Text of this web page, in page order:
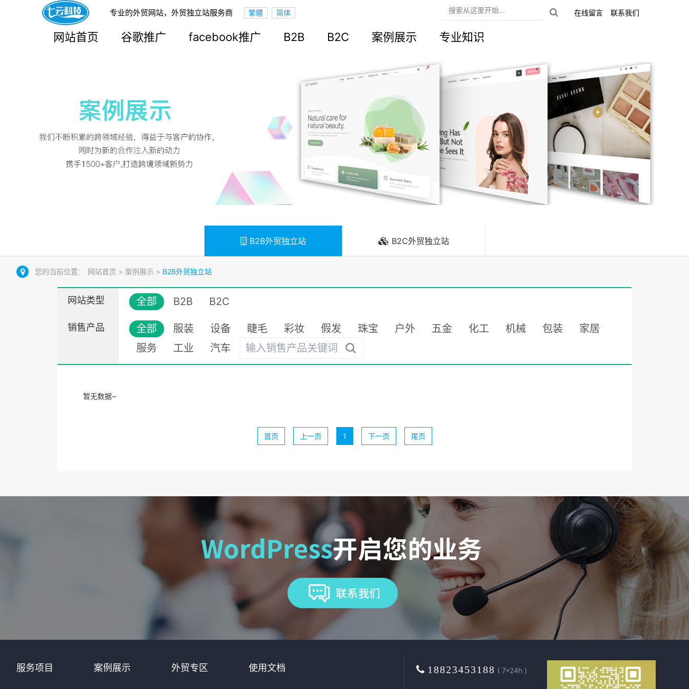
专业的外贸网站，外贸独立站服务商 在线留言 联系我们
网站首页 谷歌推广 facebook推广 B2B B2C 案例展示 专业知识
B2B外贸独立站 B2C外贸独立站
您的当前位置： 网站首页 > 案例展示 > B2B外贸独立站
网站类型 全部 B2B B2C
销售产品 全部 服装 设备 睫毛 彩妆 假发 珠宝 户外 五金 化工 机械 包装
家居
服务
工业 汽车
暂无数据~
首页 上一页 1 下一页 尾页
服务项目 案例展示 外贸专区 使用文档 18823453188 ( 7*24h )